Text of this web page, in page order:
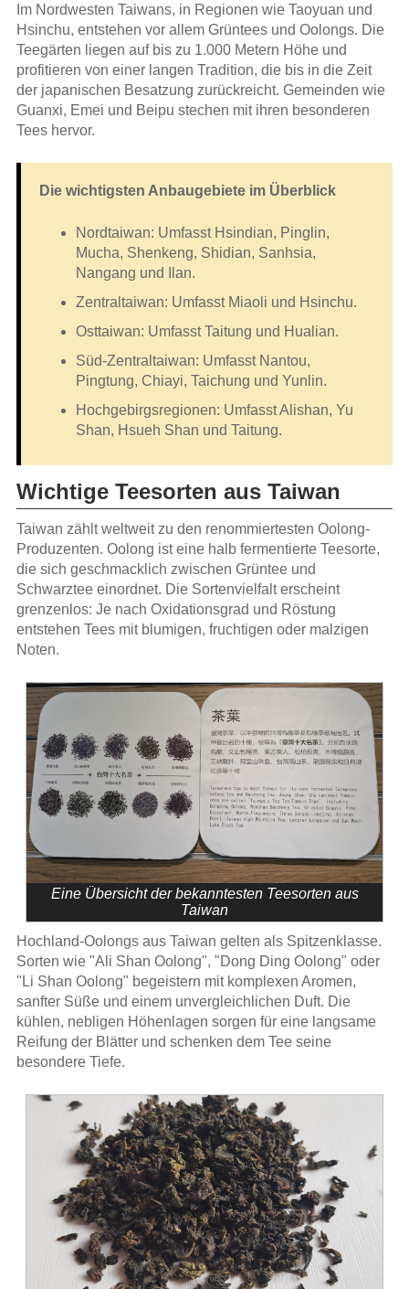
Im Nordwesten Taiwans, in Regionen wie Taoyuan und
Hsinchu, entstehen vor allem Grüntees und Oolongs. Die
Teegärten liegen auf bis zu 1.000 Metern Höhe und
profitieren von einer langen Tradition, die bis in die Zeit
der japanischen Besatzung zurückreicht. Gemeinden wie
Guanxi, Emei und Beipu stechen mit ihren besonderen
Tees hervor.
Die wichtigsten Anbaugebiete im Überblick
Nordtaiwan: Umfasst Hsindian, Pinglin,
Mucha, Shenkeng, Shidian, Sanhsia,
Nangang und Ilan.
Zentraltaiwan: Umfasst Miaoli und Hsinchu.
Osttaiwan: Umfasst Taitung und Hualian.
Süd-Zentraltaiwan: Umfasst Nantou,
Pingtung, Chiayi, Taichung und Yunlin.
Hochgebirgsregionen: Umfasst Alishan, Yu
Shan, Hsueh Shan und Taitung.
Wichtige Teesorten aus Taiwan
Taiwan zählt weltweit zu den renommiertesten Oolong-
Produzenten. Oolong ist eine halb fermentierte Teesorte,
die sich geschmacklich zwischen Grüntee und
Schwarztee einordnet. Die Sortenvielfalt erscheint
grenzenlos: Je nach Oxidationsgrad und Röstung
entstehen Tees mit blumigen, fruchtigen oder malzigen
Noten.
Eine Übersicht der bekanntesten Teesorten aus
Taiwan
Hochland-Oolongs aus Taiwan gelten als Spitzenklasse.
Sorten wie "Ali Shan Oolong", "Dong Ding Oolong" oder
"Li Shan Oolong" begeistern mit komplexen Aromen,
sanfter Süße und einem unvergleichlichen Duft. Die
kühlen, nebligen Höhenlagen sorgen für eine langsame
Reifung der Blätter und schenken dem Tee seine
besondere Tiefe.